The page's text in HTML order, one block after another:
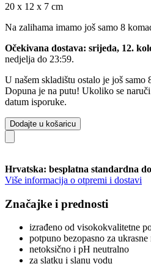
20 x 12 x 7 cm
Na zalihama imamo još samo 8
Očekivana dostava: srijeda, 12.
nedjelja do 23:59.
U našem skladištu ostalo je još
Dopuna je na putu! Ukoliko se
datum isporuke.
Dodajte u košaricu
Hrvatska: besplatna standardna
Više informacija o otpremi i dostavi
Značajke i prednosti
izrađeno od visokokvalitetne
potpuno bezopasno za ukrasne
netoksično i pH neutralno
za slatku i slanu vodu